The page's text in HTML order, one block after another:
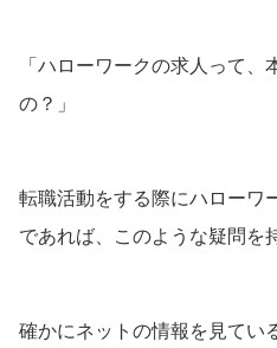
「ハローワークの求人って
の？」
転職活動をする際にハローワ
であれば、このような疑問を
確かにネットの情報を見てい